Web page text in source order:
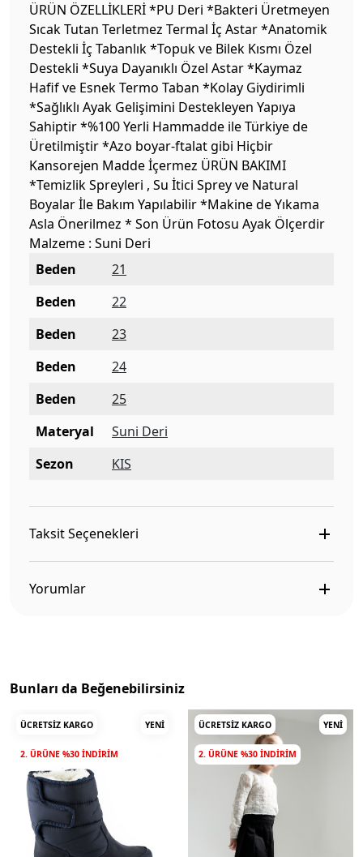
ÜRÜN ÖZELLİKLERİ *PU Deri *Bakteri Üretmeyen
Sıcak Tutan Terletmez Termal İç Astar *Anatomik
Destekli İç Tabanlık *Topuk ve Bilek Kısmı Özel
Destekli *Suya Dayanıklı Özel Astar *Kaymaz
Hafif ve Esnek Termo Taban *Kolay Giydirimli
*Sağlıklı Ayak Gelişimini Destekleyen Yapıya
Sahiptir *%100 Yerli Hammadde ile Türkiye de
Üretilmiştir *Azo boyar-ftalat gibi Hiçbir
Kansorejen Madde İçermez ÜRÜN BAKIMI
*Temizlik Spreyleri , Su İtici Sprey ve Natural
Boyalar İle Bakım Yapılabilir *Makine de Yıkama
Asla Önerilmez * Son Ürün Fotosu Ayak Ölçerdir
Malzeme : Suni Deri
Beden
21
Beden
22
Beden
23
Beden
24
Beden
25
Materyal
Suni Deri
Sezon
KIS
Taksit Seçenekleri
Yorumlar
Bunları da Beğenebilirsiniz
ÜCRETSIZ KARGO YENI
2. ÜRÜNE %30 INDIRIM
ÜCRETSIZ KARGO YENI
2. ÜRÜNE %30 INDIRIM